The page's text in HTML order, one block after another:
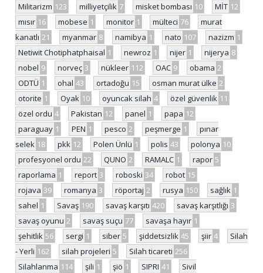
Militarizm 123 milliyetçilik 7 misket bombası 10 MİT 12
mısır 16 mobese 1 monitor 1 mülteci 76
murat
kanatlı 21 myanmar 8 namibya 1 nato 107 nazizm 1
Netiwit Chotiphatphaisal 1 newroz 1 nijer 1 nijerya 8
nobel 9 norveç 3 nükleer 112 OAC 9 obama 2
ODTÜ 1 ohal 43 ortadoğu 15 osman murat ülke 2
otorite 1 Oyak 10 oyuncak silah 4 özel güvenlik 11
özel ordu 4 Pakistan 12 panel 1 papa 12
paraguay 1 PEN 1 pesco 2 peşmerge 1
pınar
selek 18 pkk 12 Polen Ünlü 1 polis 43 polonya 10
profesyonel ordu 22 QUNO 2 RAMALC 1 rapor 5
raporlama 1 report 3 roboski 34 robot 15
rojava 39 romanya 3 röportaj 2 rusya 150 sağlık 1
sahel 1 Savaş 190 savaş karşıtı 420 savaş karşıtlığı 3
savaş oyunu 2 savaş suçu 77 savaşa hayır 1
şehitlik 56 sergi 1 siber 5 şiddetsizlik 45 şiir 4
Silah
- Yerli 162 silah projeleri 5 Silah ticareti 256
Silahlanma 114 şili 1 şiö 1 SIPRI 41
Sivil